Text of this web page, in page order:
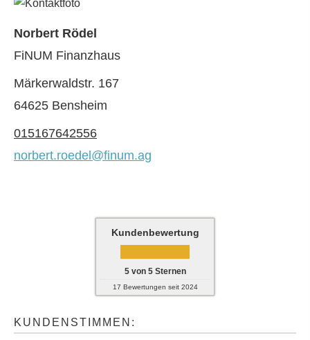
Norbert Rödel
FiNUM Finanzhaus
Märkerwaldstr. 167
64625 Bensheim
015167642556
norbert.roedel@finum.ag
Kundenbewertung
5von 5Sternen
17 Bewertungen seit 2024
KUNDENSTIMMEN: